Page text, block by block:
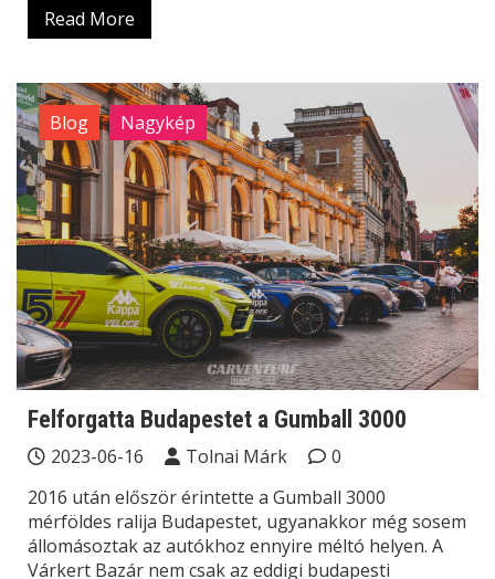
Read More
Blog Nagykép
Felforgatta Budapestet a Gumball 3000
2023-06-16 Tolnai Márk
0
2016 után először érintette a Gumball 3000
mérföldes ralija Budapestet, ugyanakkor még sosem
állomásoztak az autókhoz ennyire méltó helyen. A
Várkert Bazár nem csak az eddigi budapesti